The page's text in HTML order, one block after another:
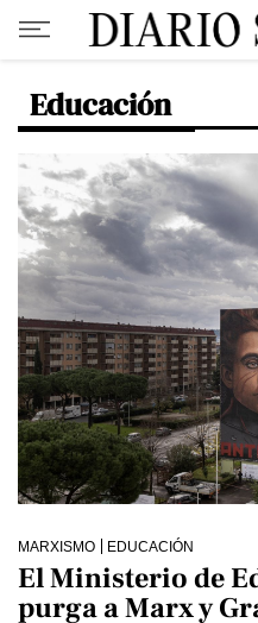
Educación
MARXISMO EDUCACIÓN
El Ministerio de
purga a Marx y